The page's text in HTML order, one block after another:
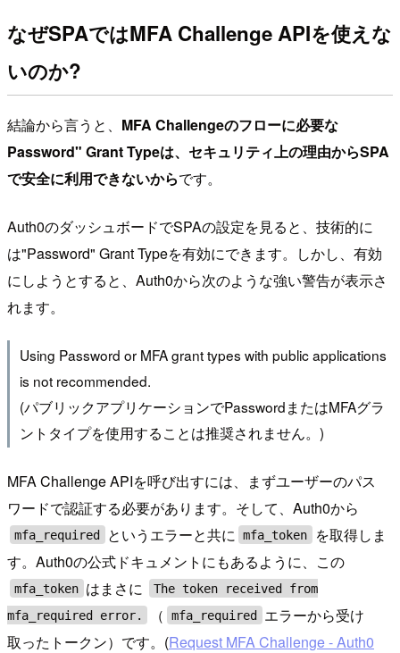
なぜSPAではMFA Challenge APIを使えな
いのか?
結論から言うと、 MFA Challengeのフローに必要な
Password" Grant Typeは、セキュリティ上の理由からSPA
で安全に利用できないからです。
Auth0のダッシュボードでSPAの設定を見ると、技術的に
は"Password" Grant Typeを有効にできます。しかし、有効
にしようとすると、Auth0から次のような強い警告が表示さ
れます。
Using Password or MFA grant types with public applications
is not recommended.
(パブリックアプリケーションでPasswordまたはMFAグラ
ントタイプを使用することは推奨されません。)
MFA Challenge APIを呼び出すには、まずユーザーのパス
ワードで認証する必要があります。そして、Auth0から
mfa_required というエラーと共に mfa_token
を取得しま
す。Auth0の公式ドキュメントにもあるように、この
mfa_token はまさに
The token received from
mfa_required error.
（ mfa_required
エラーから受け
取ったトークン）です。(Request MFA Challenge - Auth0